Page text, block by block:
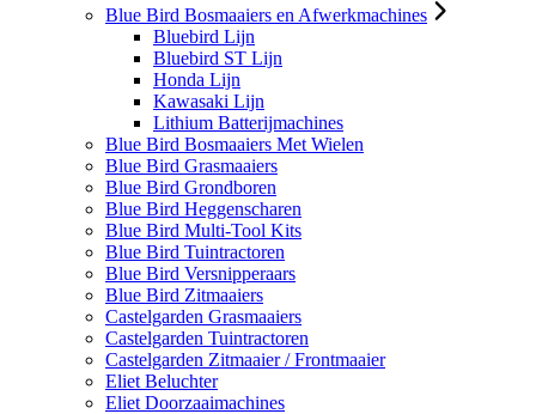
Blue Bird Bosmaaiers en Afwerkmachines
Bluebird Lijn
Bluebird ST Lijn
Honda Lijn
Kawasaki Lijn
Lithium Batterijmachines
Blue Bird Bosmaaiers Met Wielen
Blue Bird Grasmaaiers
Blue Bird Grondboren
Blue Bird Heggenscharen
Blue Bird Multi-Tool Kits
Blue Bird Tuintractoren
Blue Bird Versnipperaars
Blue Bird Zitmaaiers
Castelgarden Grasmaaiers
Castelgarden Tuintractoren
Castelgarden Zitmaaier / Frontmaaier
Eliet Beluchter
Eliet Doorzaaimachines